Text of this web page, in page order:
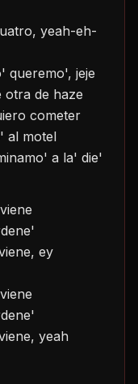
yeah-eh-
queremo', jeje
otra de haze
cometer
al motel
a la' die'
ey
yeah